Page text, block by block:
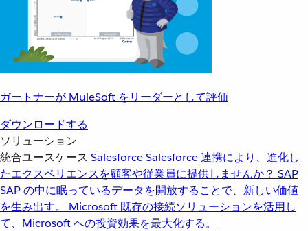
ガートナーが MuleSoft をリーダーとして評価
ダウンロードする
ソリューション
統合ユースケース SalesforceSalesforce 連携により、進化し
たエクスペリエンスを顧客や従業員に提供しませんか？ SAP
SAP の中に眠っているデータを開放することで、新しい価値
を生み出す。
Microsoft 既存の接続ソリューションを活用し
て、Microsoft への投資効果を最大化する。